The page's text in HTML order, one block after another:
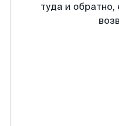
туда и обратно,